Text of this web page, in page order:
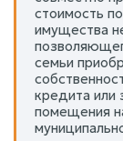
стоимость
имущества
семьи
кредита или
помещения